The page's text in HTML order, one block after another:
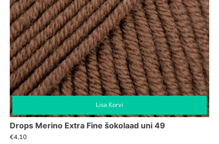
Lisa Korvi
Drops Merino Extra Fine šokolaad uni 49
€4,10